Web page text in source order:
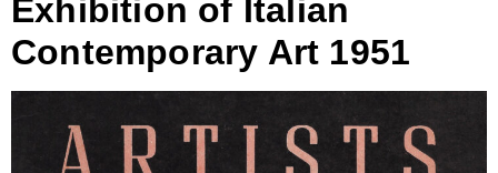
Exhibition of Italian
Contemporary Art 1951